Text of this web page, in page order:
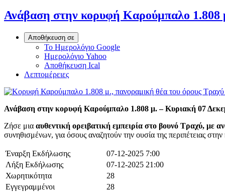
Ανάβαση στην κορυφή Καρούμπαλο
Αποθήκευση σε
Το Ημερολόγιο Google
Ημερολόγιο Yahoo
Αποθήκευση Ical
Λεπτομέρειες
Ανάβαση στην κορυφή Καρούμπαλο 1.808 μ. – Κυριακή 07
Ζήσε μια αυθεντική ορειβατική εμπειρία στο βουνό Τραχύ,
συνηθισμένων, για όσους αναζητούν την ουσία της περιπέτειας
Έναρξη Εκδήλωσης
07-12-2025 7:00
Λήξη Εκδήλωσης
07-12-2025 21:00
Χωρητικότητα
28
Εγγεγραμμένοι
28